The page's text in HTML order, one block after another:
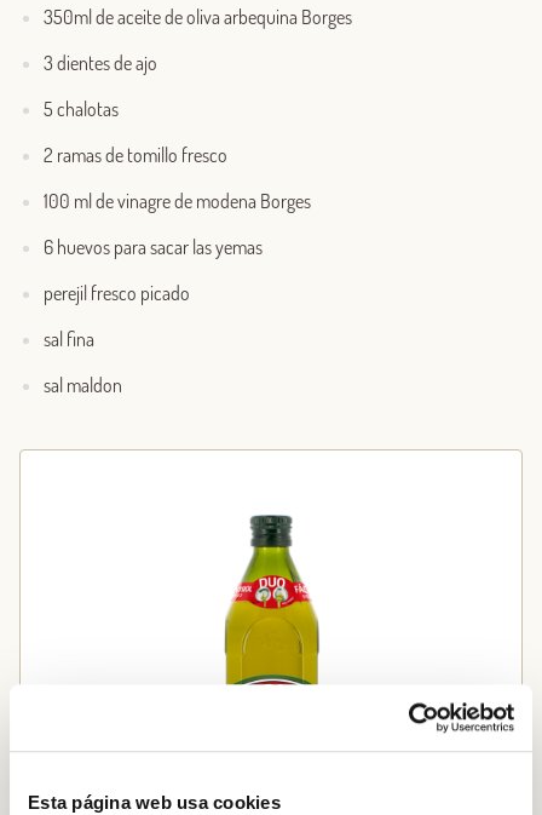
Esta página web usa cookies
350ml de aceite de oliva arbequina Borges
3 dientes de ajo
5 chalotas
2 ramas de tomillo fresco
100 ml de vinagre de modena Borges
6 huevos para sacar las yemas
perejil fresco picado
sal fina
sal maldon